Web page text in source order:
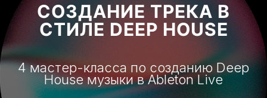
СОЗДАНИЕ ТРЕКА В
СТИЛЕ DEEP HOUSE
4 мастер-класса по созданию Deep
House музыки в Ableton Live